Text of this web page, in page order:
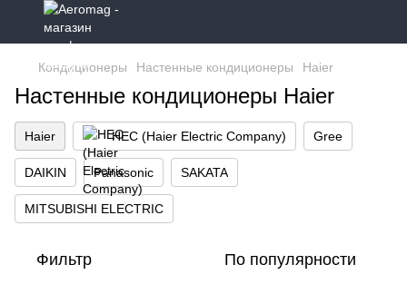
Кондиционеры Настенные кондиционеры Haier
Настенные кондиционеры Haier
Haier HEC (Haier Electric Company) Gree
DAIKIN Panasonic SAKATA
MITSUBISHI ELECTRIC
Фильтр По популярности